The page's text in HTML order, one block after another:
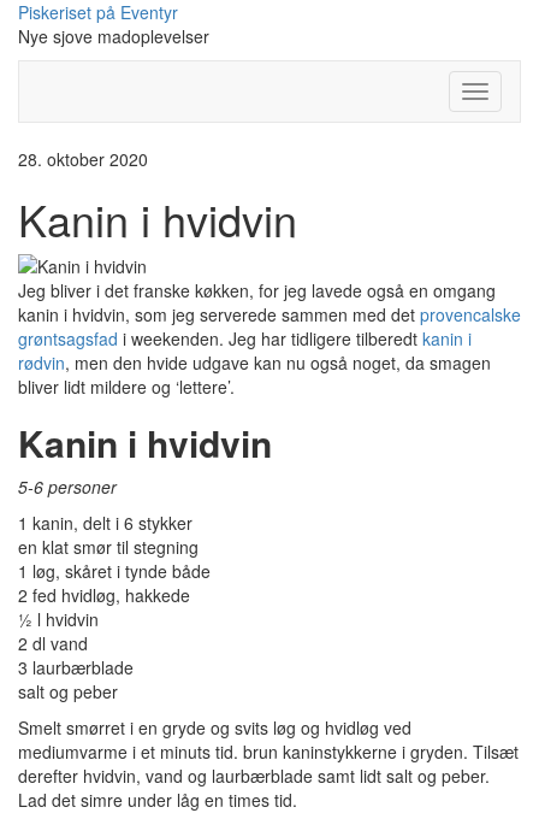
Skip
content
Piskeriset på Eventyr
Nye sjove madoplevelser
Toggle
28. oktober 2020
Kanin i hvidvin
Jeg bliver i det franske køkken, for jeg lavede også en omgang
kanin i hvidvin, som jeg serverede sammen med det provencalske
grøntsagsfad i weekenden. Jeg har tidligere tilberedt kanin i
rødvin, men den hvide udgave kan nu også noget, da smagen
bliver lidt mildere og ‘lettere’.
Kanin i hvidvin
5-6 personer
1 kanin, delt i 6 stykker
en klat smør til stegning
1 løg, skåret i tynde både
2 fed hvidløg, hakkede
½ l hvidvin
2 dl vand
3 laurbærblade
salt og peber
Smelt smørret i en gryde og svits løg og hvidløg ved
mediumvarme i et minuts tid. brun kaninstykkerne i gryden. Tilsæt
derefter hvidvin, vand og laurbærblade samt lidt salt og peber.
Lad det simre under låg en times tid.